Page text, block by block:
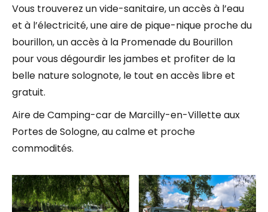
Vous trouverez un vide-sanitaire, un accès à l’eau
et à l’électricité, une aire de pique-nique proche du
bourillon, un accès à la Promenade du Bourillon
pour vous dégourdir les jambes et profiter de la
belle nature solognote, le tout en accès libre et
gratuit.
Aire de Camping-car de Marcilly-en-Villette aux
Portes de Sologne, au calme et proche
commodités.